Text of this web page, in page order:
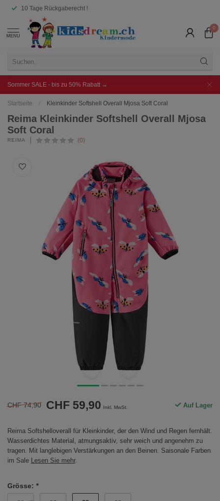
10 Tage Rückgaberecht !
MENU
0
Sommer SALE - bis zu 50% Rabatt →
Startseite / Kleinkinder Softshell Overall Mjosa Soft Coral
Reima Kleinkinder Softshell Overall Mjosa
Soft Coral
REIMA (0)
CHF 74,90 CHF 59,90 Inkl. MwSt. Auf Lager
Reima Softshelloverall für Kleinkinder, der den Wind und Regen fernhält.
Wasserdichtes Material, atmungsaktiv, sehr weich und angenehm zu
tragen. Mit langlebigen Verstärkungen an den Beinen. Saisonale Farben
im Sale Lesen Sie mehr.
Grösse: *